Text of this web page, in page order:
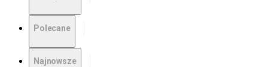
Polecane
Najnowsze